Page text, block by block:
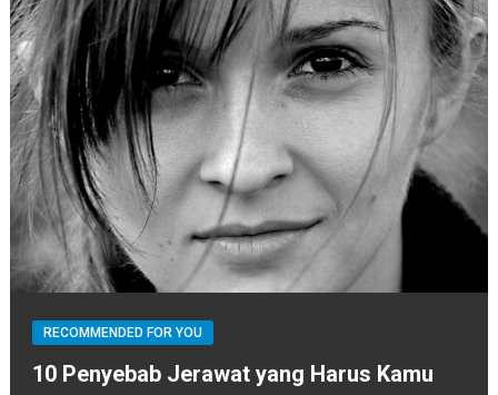
RECOMMENDED FOR YOU
10 Penyebab Jerawat yang Harus Kamu